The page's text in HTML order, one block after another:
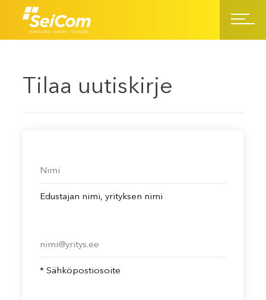
Tilaa uutiskirje
Edustajan nimi, yrityksen nimi
* Sähköpostiosoite